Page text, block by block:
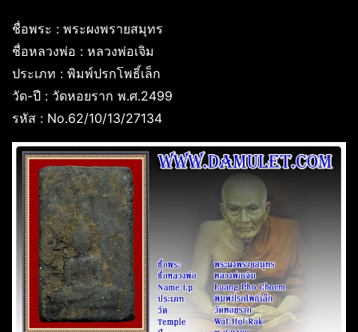
ชื่อพระ : พระผงพรายสมุทร
ชื่อหลวงพ่อ : หลวงพ่อเจิม
ประเภท : พิมพ์ปรกโพธิ์เล็ก
วัด-ปี : วัดหอยราก พ.ศ.2499
รหัส : No.62/10/13/27134